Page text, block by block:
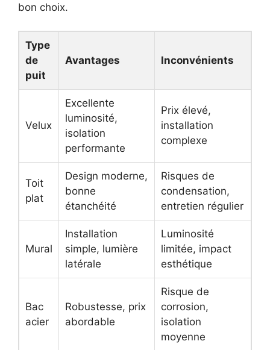
bon choix.
Type
de
puit
Avantages Inconvénients
Velux
Excellente
luminosité,
isolation
performante
Prix élevé,
installation
complexe
Toit
plat
Design moderne,
bonne
étanchéité
Risques de
condensation,
entretien régulier
Mural
Installation
simple, lumière
latérale
Luminosité
limitée, impact
esthétique
Bac
acier
Robustesse, prix
abordable
Risque de
corrosion,
isolation
moyenne